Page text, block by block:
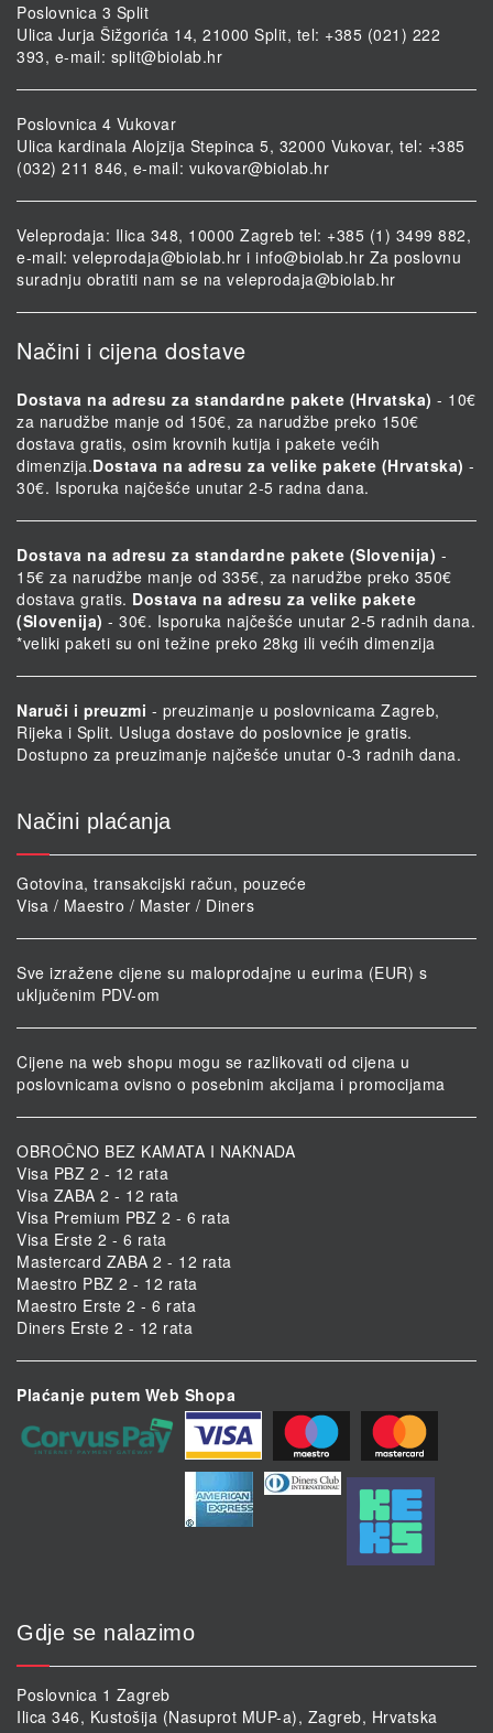
Poslovnica 3 Split
Ulica Jurja Šižgorića 14, 21000 Split, tel: +385 (021) 222
393, e-mail: split@biolab.hr
Poslovnica 4 Vukovar
Ulica kardinala Alojzija Stepinca 5, 32000 Vukovar, tel: +385
(032) 211 846, e-mail: vukovar@biolab.hr
Veleprodaja: Ilica 348, 10000 Zagreb tel: +385 (1) 3499 882,
e-mail: veleprodaja@biolab.hr i info@biolab.hr Za poslovnu
suradnju obratiti nam se na veleprodaja@biolab.hr
Načini i cijena dostave
Dostava na adresu za standardne pakete (Hrvatska) - 10€
za narudžbe manje od 150€, za narudžbe preko 150€
dostava gratis, osim krovnih kutija i pakete većih
dimenzija.Dostava na adresu za velike pakete (Hrvatska) -
30€. Isporuka najčešće unutar 2-5 radna dana.
Dostava na adresu za standardne pakete (Slovenija) -
15€ za narudžbe manje od 335€, za narudžbe preko 350€
dostava gratis. Dostava na adresu za velike pakete
(Slovenija) - 30€. Isporuka najčešće unutar 2-5 radnih dana.
*veliki paketi su oni težine preko 28kg ili većih dimenzija
Naruči i preuzmi - preuzimanje u poslovnicama Zagreb,
Rijeka i Split. Usluga dostave do poslovnice je gratis.
Dostupno za preuzimanje najčešće unutar 0-3 radnih dana.
Načini plaćanja
Gotovina, transakcijski račun, pouzeće
Visa / Maestro / Master / Diners
Sve izražene cijene su maloprodajne u eurima (EUR) s
uključenim PDV-om
Cijene na web shopu mogu se razlikovati od cijena u
poslovnicama ovisno o posebnim akcijama i promocijama
OBROČNO BEZ KAMATA I NAKNADA
Visa PBZ 2 - 12 rata
Visa ZABA 2 - 12 rata
Visa Premium PBZ 2 - 6 rata
Visa Erste 2 - 6 rata
Mastercard ZABA 2 - 12 rata
Maestro PBZ 2 - 12 rata
Maestro Erste 2 - 6 rata
Diners Erste 2 - 12 rata
Plaćanje putem Web Shopa
Gdje se nalazimo
Poslovnica 1 Zagreb
Ilica 346, Kustošija (Nasuprot MUP-a), Zagreb, Hrvatska